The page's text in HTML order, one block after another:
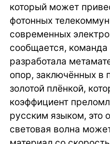
который может
фотонных
современных
сообщается, команда
разработала
опор, заключённых в
золотой плёнкой,
коэффициент
русским языком, это
световая волна